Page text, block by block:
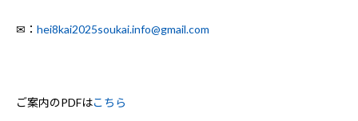
✉： hei8kai2025soukai.info@gmail.com
ご案内のPDFはこちら